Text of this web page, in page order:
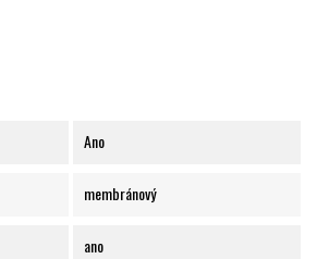
Ano
membránový
ano